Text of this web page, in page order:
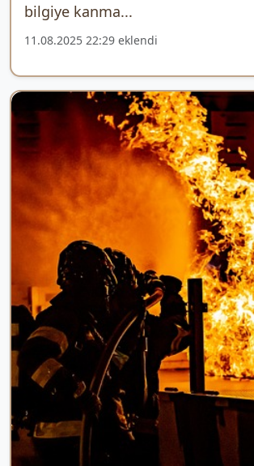
bilgiye kanma...
11.08.2025 22:29 eklendi